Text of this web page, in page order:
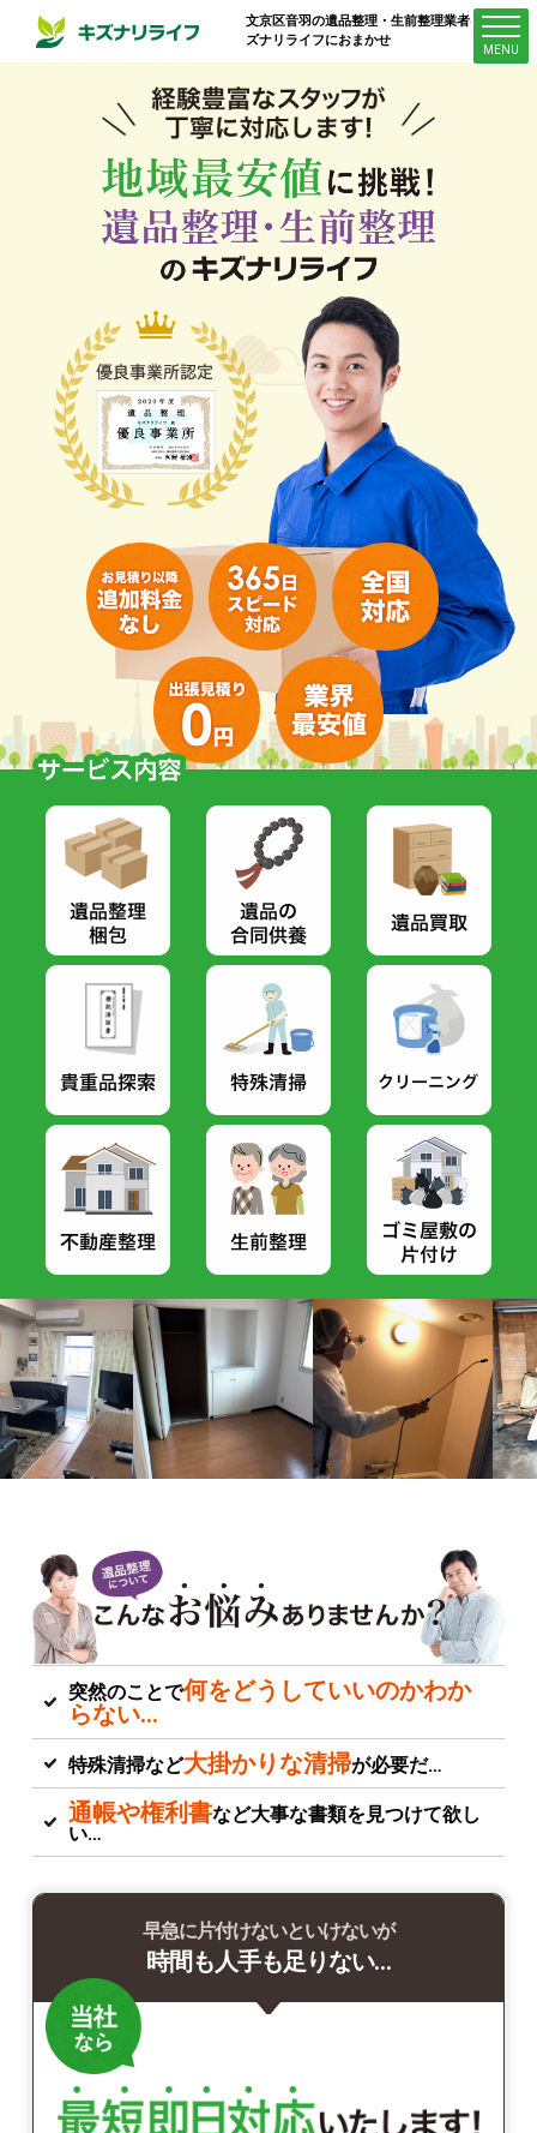
文京区音羽の遺品整理・生前整理業者はキ
ズナリライフにおまかせ
突然のことで何をどうしていいのかわか
らない…
特殊清掃など大掛かりな清掃が必要だ…
通帳や権利書など大事な書類を見つけて欲し
い…
早急に片付けないといけないが
時間も人手も足りない…